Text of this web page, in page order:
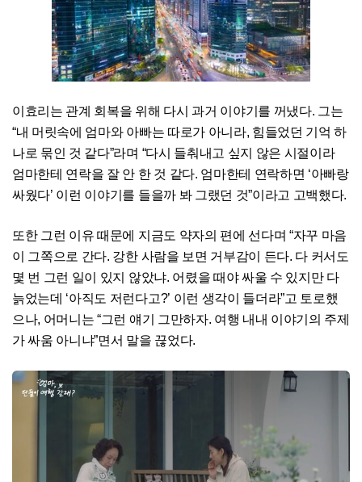
이효리는 관계 회복을 위해 다시 과거 이야기를 꺼냈다. 그는
“내 머릿속에 엄마와 아빠는 따로가 아니라, 힘들었던 기억 하
나로 묶인 것 같다”라며 “다시 들춰내고 싶지 않은 시절이라
엄마한테 연락을 잘 안 한 것 같다. 엄마한테 연락하면 ‘아빠랑
싸웠다’ 이런 이야기를 들을까 봐 그랬던 것”이라고 고백했다.
또한 그런 이유 때문에 지금도 약자의 편에 선다며 “자꾸 마음
이 그쪽으로 간다. 강한 사람을 보면 거부감이 든다. 다 커서도
몇 번 그런 일이 있지 않았냐. 어렸을 때야 싸울 수 있지만 다
늙었는데 ‘아직도 저런다고?’ 이런 생각이 들더라”고 토로했
으나, 어머니는 “그런 얘기 그만하자. 여행 내내 이야기의 주제
가 싸움 아니냐”면서 말을 끊었다.